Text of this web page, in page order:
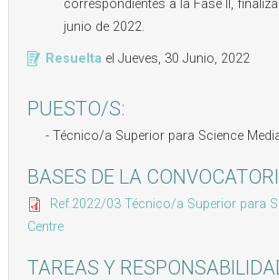
correspondientes a la Fase II,
junio de 2022.
Resuelta el Jueves, 30 Junio, 2022
PUESTO/S:
Técnico/a Superior para Science
BASES DE LA
Ref.2022/03 Técnico/a Superior para
Centre
TAREAS Y